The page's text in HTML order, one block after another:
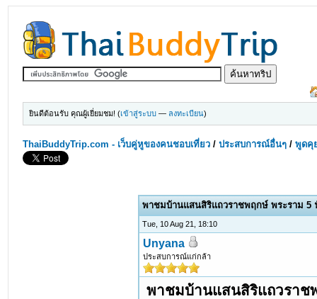
ยินดีต้อนรับ คุณผู้เยี่ยมชม! (เข้าสู่ระบบ — ลงทะเบียน)
ThaiBuddyTrip.com - เว็บคู่หูของคนชอบเที่ยว /ประสบการณ์อื่นๆ /พูดคุ
พาชมบ้านแสนสิริแถวราชพฤกษ์ พระราม 5
Tue, 10 Aug 21, 18:10
Unyana
ประสบการณ์แก่กล้า
พาชมบ้านแสนสิริแถวราช